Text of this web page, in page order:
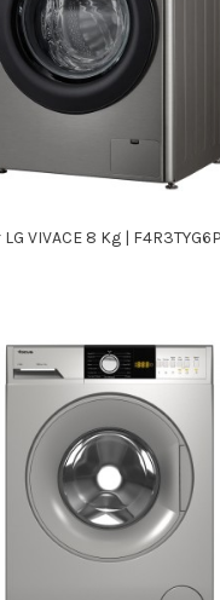
VIVACE 8 Kg |